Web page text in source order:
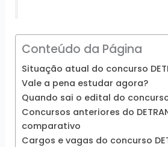
Conteúdo da Página
Situação atual do concurso
Vale a pena estudar agora?
Quando sai o edital do concurso
Concursos anteriores do
comparativo
Cargos e vagas do concurso